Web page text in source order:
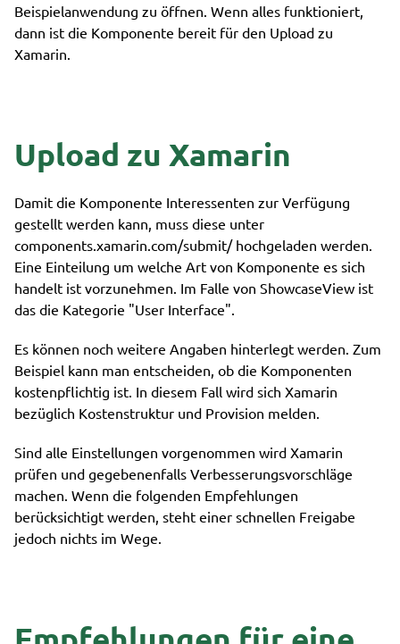
Beispielanwendung zu öffnen. Wenn alles funktioniert,
dann ist die Komponente bereit für den Upload zu
Xamarin.
Upload zu Xamarin
Damit die Komponente Interessenten zur Verfügung
gestellt werden kann, muss diese unter
components.xamarin.com/submit/ hochgeladen werden.
Eine Einteilung um welche Art von Komponente es sich
handelt ist vorzunehmen. Im Falle von ShowcaseView ist
das die Kategorie "User Interface".
Es können noch weitere Angaben hinterlegt werden. Zum
Beispiel kann man entscheiden, ob die Komponenten
kostenpflichtig ist. In diesem Fall wird sich Xamarin
bezüglich Kostenstruktur und Provision melden.
Sind alle Einstellungen vorgenommen wird Xamarin
prüfen und gegebenenfalls Verbesserungsvorschläge
machen. Wenn die folgenden Empfehlungen
berücksichtigt werden, steht einer schnellen Freigabe
jedoch nichts im Wege.